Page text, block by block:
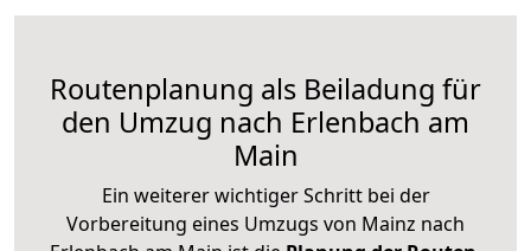
Routenplanung als Beiladung für
den Umzug nach Erlenbach am
Main
Ein weiterer wichtiger Schritt bei der
Vorbereitung eines Umzugs von Mainz nach